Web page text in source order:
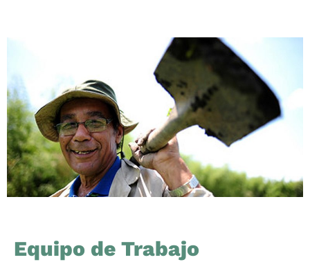
Equipo de Trabajo